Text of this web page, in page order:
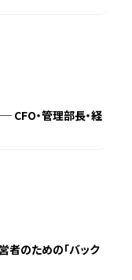
CFO・管理部長・経
者のための「バック